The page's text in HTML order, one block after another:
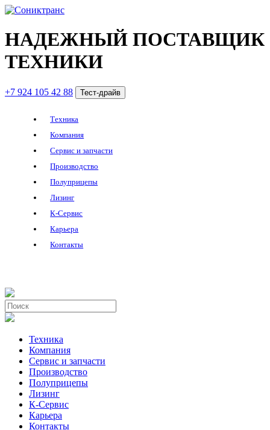
НАДЕЖНЫЙ ПОСТАВЩИК
ТЕХНИКИ
+7 924 105 42 88 Тест-драйв
Техника
Компания
Сервис и запчасти
Производство
Полуприцепы
Лизинг
К-Сервис
Карьера
Контакты
Техника
Компания
Сервис и запчасти
Производство
Полуприцепы
Лизинг
К-Сервис
Карьера
Контакты